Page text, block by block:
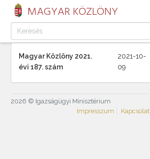
MAGYAR KÖZLÖNY
Magyar Közlöny 2021.
évi 187. szám
2021-10-
09
2026 © Igazságügyi Minisztérium
Impresszum
Kapcsolat